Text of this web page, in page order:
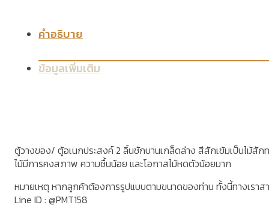
คำอธิบาย
ข้อมูลเพิ่มเติม
ตู้วางของ/ ตู้อเนกประสงค์ 2 ลิ้นชักบานเกล็ดล่าง สีสักเข้มเป็นไม้สั
ไม้มีการคงสภาพ ความชื้นน้อย และโอกาสไม้หดตัวน้อยมาก
หมายเหตุ หากลูกค้าต้องการรูปแบบตามขนาดของท่าน ทั้งนี้ทางเรา
Line ID : @PMT158